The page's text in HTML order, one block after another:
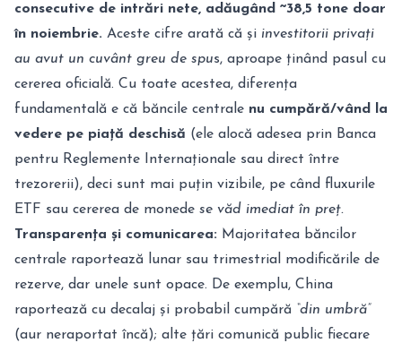
consecutive de intrări nete, adăugând ~38,5 tone doar
în noiembrie. Aceste cifre arată că și investitorii privați
au avut un cuvânt greu de spus, aproape ținând pasul cu
cererea oficială. Cu toate acestea, diferența
fundamentală e că băncile centrale nu cumpără/vând la
vedere pe piață deschisă (ele alocă adesea prin Banca
pentru Reglemente Internaționale sau direct între
trezorerii), deci sunt mai puțin vizibile, pe când fluxurile
ETF sau cererea de monede se văd imediat în preț.
Transparența și comunicarea: Majoritatea băncilor
centrale raportează lunar sau trimestrial modificările de
rezerve, dar unele sunt opace. De exemplu, China
raportează cu decalaj și probabil cumpără “din umbră”
(aur neraportat încă); alte țări comunică public fiecare